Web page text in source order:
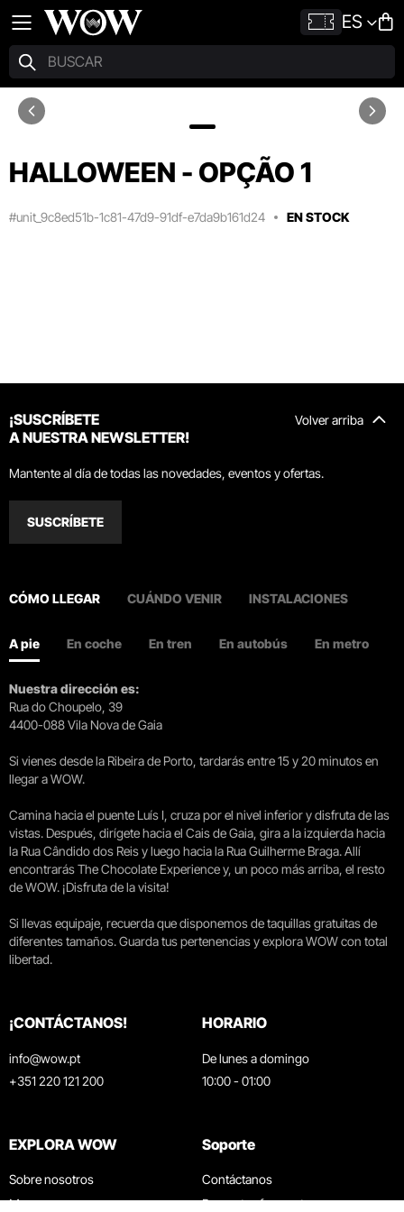
ES
HALLOWEEN - OPÇÃO 1
#unit_9c8ed51b-1c81-47d9-91df-e7da9b161d24 EN STOCK
Volver arriba
¡SUSCRÍBETE
A NUESTRA NEWSLETTER!
Mantente al día de todas las novedades, eventos y ofertas.
SUSCRÍBETE
CÓMO LLEGAR CUÁNDO VENIR INSTALACIONES
A pie En coche En tren En autobús En metro
Nuestra dirección es:
Rua do Choupelo, 39
4400-088 Vila Nova de Gaia
Si vienes desde la Ribeira de Porto, tardarás entre 15 y 20 minutos en
llegar a WOW.
Camina hacia el puente Luís I, cruza por el nivel inferior y disfruta de las
vistas. Después, dirígete hacia el Cais de Gaia, gira a la izquierda hacia
la Rua Cândido dos Reis y luego hacia la Rua Guilherme Braga. Allí
encontrarás The Chocolate Experience y, un poco más arriba, el resto
de WOW. ¡Disfruta de la visita!
Si llevas equipaje, recuerda que disponemos de taquillas gratuitas de
diferentes tamaños. Guarda tus pertenencias y explora WOW con total
libertad.
¡CONTÁCTANOS!
info@wow.pt
+351 220 121 200
HORARIO
De lunes a domingo
10:00 - 01:00
EXPLORA WOW
Sobre nosotros
Museos
Soporte
Contáctanos
Preguntas frecuentes